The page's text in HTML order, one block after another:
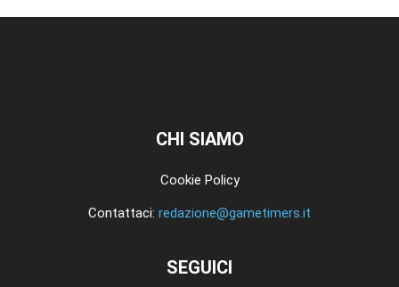
CHI SIAMO
Cookie Policy
Contattaci: redazione@gametimers.it
SEGUICI